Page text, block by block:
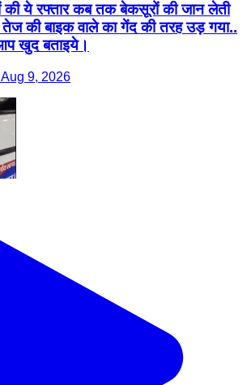
की ये रफ्तार कब तक बेकसूरों की जान लेती
तेज की बाइक वाले का गेंद की तरह उड़ गया..
खुद बताइये।
9, 2026